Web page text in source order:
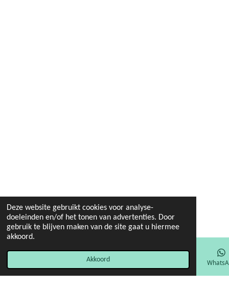
Deze website gebruikt cookies voor analyse-
doeleinden en/of het tonen van advertenties. Door
gebruik te blijven maken van de site gaat u hiermee
akkoord.
Akkoord